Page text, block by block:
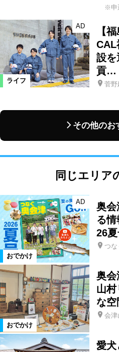
※申
ライフ
AD
【
CAL
設を
貢…
菅野
その他のお
同じエリア
おでかけ
AD
奥会
る
26
つ
おでかけ
奥会
山村
な空
会津
愛犬